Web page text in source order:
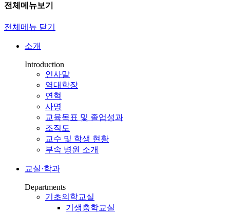
전체메뉴보기
전체메뉴 닫기
소개
Introduction
인사말
역대학장
연혁
사명
교육목표 및 졸업성과
조직도
교수 및 학생 현황
부속 병원 소개
교실·학과
Departments
기초의학교실
기생충학교실